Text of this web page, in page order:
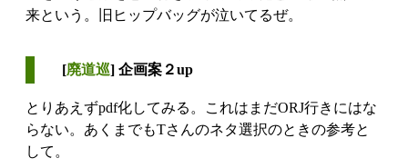
来という。旧ヒップバッグが泣いてるぜ。
[廃道巡] 企画案２up
とりあえずpdf化してみる。これはまだORJ行きにはな
らない。あくまでもTさんのネタ選択のときの参考と
して。